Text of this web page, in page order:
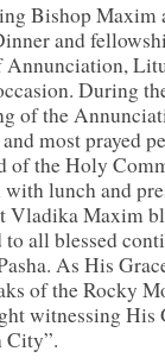
Bishop
and
Annunciation,
During
of the
most prayed
ofthe Holy
lunch and
Vladika Maxim
to all blessed
As His
of the Rocky
witnessing His
City”.